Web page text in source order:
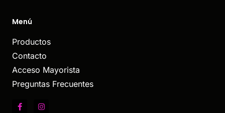
Menú
Productos
Contacto
Acceso Mayorista
Preguntas Frecuentes